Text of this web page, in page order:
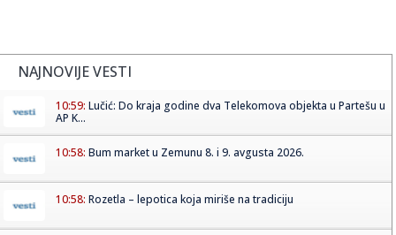
NAJNOVIJE VESTI
10:59: Lučić: Do kraja godine dva Telekomova objekta u Partešu u
AP K...
10:58: Bum market u Zemunu 8. i 9. avgusta 2026.
10:58: Rozetla – lepotica koja miriše na tradiciju